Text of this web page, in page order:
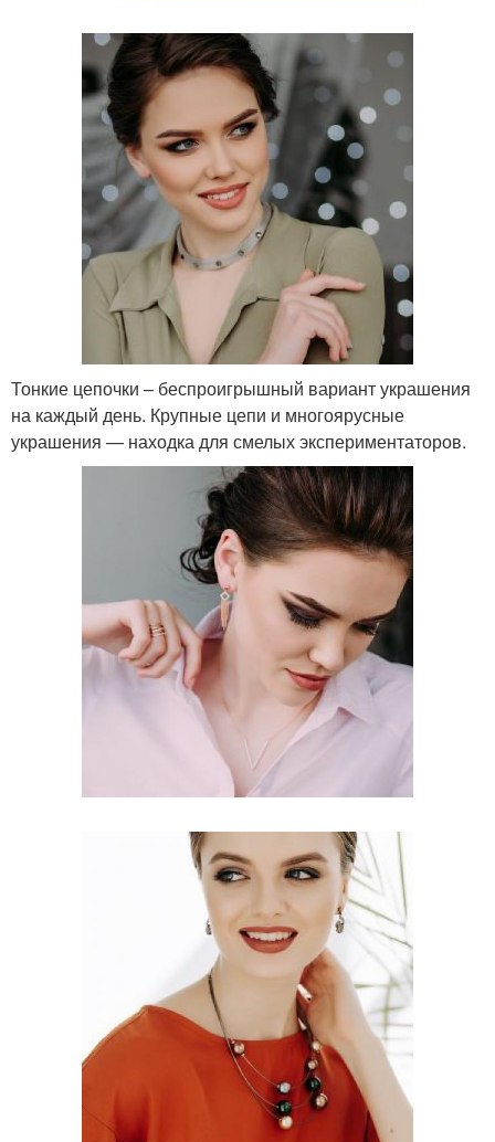
Тонкие цепочки – беспроигрышный вариант украшения
на каждый день. Крупные цепи и многоярусные
украшения — находка для смелых экспериментаторов.